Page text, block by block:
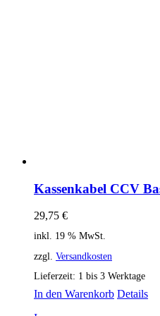
Kassenkabel CCV
29,75 €
inkl. 19 % MwSt.
zzgl. Versandkosten
Lieferzeit: 1 bis 3 Werktage
In den Warenkorb Details